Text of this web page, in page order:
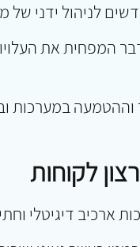
לניהול ידני
המפחית את
במערכות
לקוחות
ארכיב דיגיטלי